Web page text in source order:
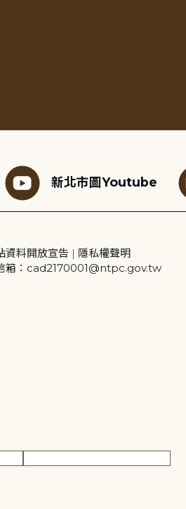
新北市圖Youtube
資料開放宣告 | 隱私權聲明
箱：cad2170001@ntpc.gov.tw